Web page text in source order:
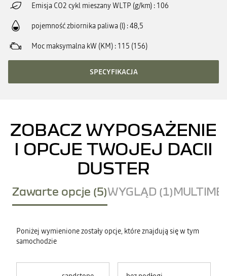
Emisja CO2 cykl mieszany WLTP (g/km) 106
pojemność zbiornika paliwa (l) 48,5
Moc maksymalna kW (KM) 115 (156)
SPECYFIKACJA
ZOBACZ WYPOSAŻENIE
I OPCJE TWOJEJ DACII
DUSTER
Zawarte opcje (5)WYGLĄD (1)
Poniżej wymienione zostały opcje, które znajdują się w tym
samochodzie